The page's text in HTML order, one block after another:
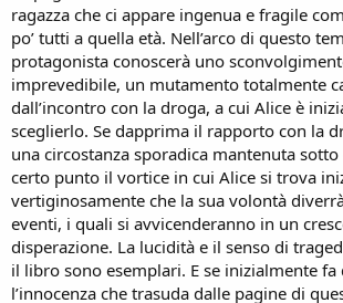
e
ragazza che ci appare ingenua e fragile
po’ tutti a quella età. Nell’arco di questo
protagonista conoscerà uno
imprevedibile, un mutamento totalmente
dall’incontro con la droga, a cui Alice è
sceglierlo. Se dapprima il rapporto con la
una circostanza sporadica mantenuta
certo punto il vortice in cui Alice si trova
vertiginosamente che la sua volontà
eventi, i quali si avvicenderanno in un
disperazione. La lucidità e il senso di
il libro sono esemplari. E se inizialmente
l’innocenza che trasuda dalle pagine di